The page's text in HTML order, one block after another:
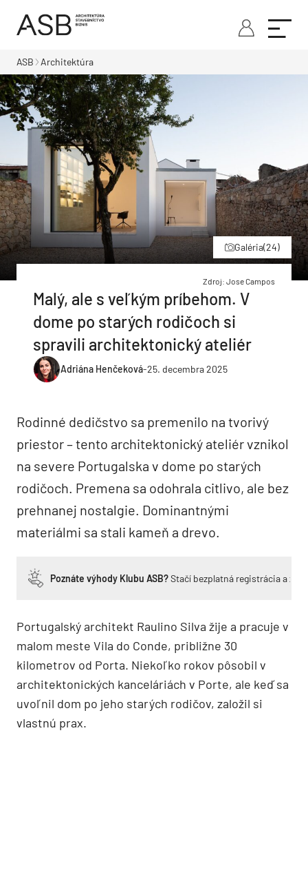
ASB Architektúra
Galéria(24)
Zdroj: Jose Campos
Malý, ale s veľkým príbehom. V
dome po starých rodičoch si
spravili architektonický ateliér
Adriána Henčeková-25. decembra 2025
Rodinné dedičstvo sa premenilo na tvorivý
priestor – tento architektonický ateliér vznikol
na severe Portugalska v dome po starých
rodičoch. Premena sa odohrala citlivo, ale bez
prehnanej nostalgie. Dominantnými
materiálmi sa stali kameň a drevo.
Poznáte výhody Klubu ASB?Stačí bezplatná registrácia a
Portugalský architekt Raulino Silva žije a pracuje v
malom meste Vila do Conde, približne 30
kilometrov od Porta. Niekoľko rokov pôsobil v
architektonických kanceláriách v Porte, ale keď sa
uvoľnil dom po jeho starých rodičov, založil si
vlastnú prax.